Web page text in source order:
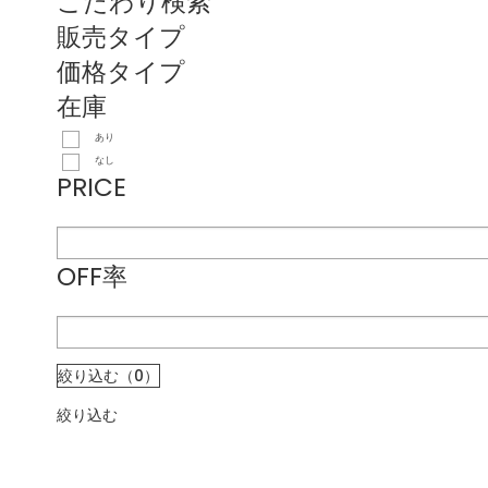
販売タイプ
価格タイプ
在庫
あり
なし
PRICE
OFF率
絞り込む（0）
絞り込む